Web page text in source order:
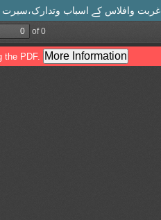
غربت وافلاس کے اسباب